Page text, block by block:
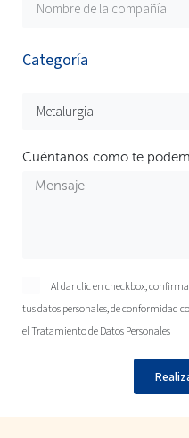
Categoría
Cuéntanos como te
Al dar clic en checkbox,
tus datos personales, de conformidad
el Tratamiento de Datos Personales